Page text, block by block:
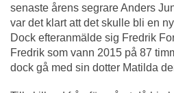
senaste årens segrare Anders
var det klart att det skulle bli en
Dock efteranmälde sig Fredrik
Fredrik som vann 2015 på 87
dock gå med sin dotter Matilda